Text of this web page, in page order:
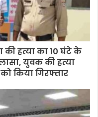
की हत्या का 10 घंटे के
युवक की हत्या
किया गिरफ्तार